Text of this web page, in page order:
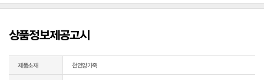
상품정보제공고시
제품소재 천연양가죽